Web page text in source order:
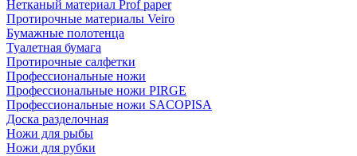
Нетканый материал Prof paper
Протирочные материалы Veiro
Бумажные полотенца
Туалетная бумага
Протирочные салфетки
Профессиональные ножи
Профессиональные ножи PIRGE
Профессиональные ножи SACOPISA
Доска разделочная
Ножи для рыбы
Ножи для рубки